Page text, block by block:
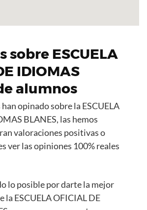
sobre ESCUELA
IDIOMAS
alumnos
opinado sobre la ESCUELA
BLANES, las hemos
valoraciones positivas o
ver las opiniones 100% reales
lo posible por darte la mejor
la ESCUELA OFICIAL DE